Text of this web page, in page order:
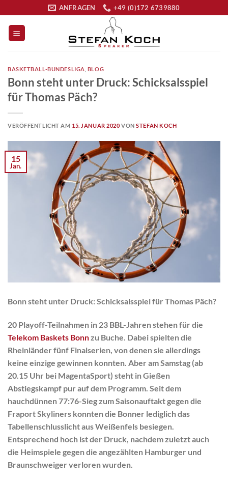
springen
ANFRAGEN +49 (0)172 6739880
BASKETBALL-BUNDESLIGA BLOG
Bonn steht unter Druck: Schicksalsspiel
für Thomas Päch?
VERÖFFENTLICHT AM 15. JANUAR 2020 VONSTEFAN KOCH
15
Jan.
Bonn steht unter Druck: Schicksalsspiel für Thomas Päch?
20 Playoff-Teilnahmen in 23 BBL-Jahren stehen für die
Telekom Baskets Bonnzu Buche. Dabei spielten die
Rheinländer fünf Finalserien, von denen sie allerdings
keine einzige gewinnen konnten. Aber am Samstag (ab
20.15 Uhr bei MagentaSport) steht in Gießen
Abstiegskampf pur auf dem Programm. Seit dem
hauchdünnen 77:76-Sieg zum Saisonauftakt gegen die
Fraport Skyliners konnten die Bonner lediglich das
Tabellenschlusslicht aus Weißenfels besiegen.
Entsprechend hoch ist der Druck, nachdem zuletzt auch
die Heimspiele gegen die angezählten Hamburger und
Braunschweiger verloren wurden.